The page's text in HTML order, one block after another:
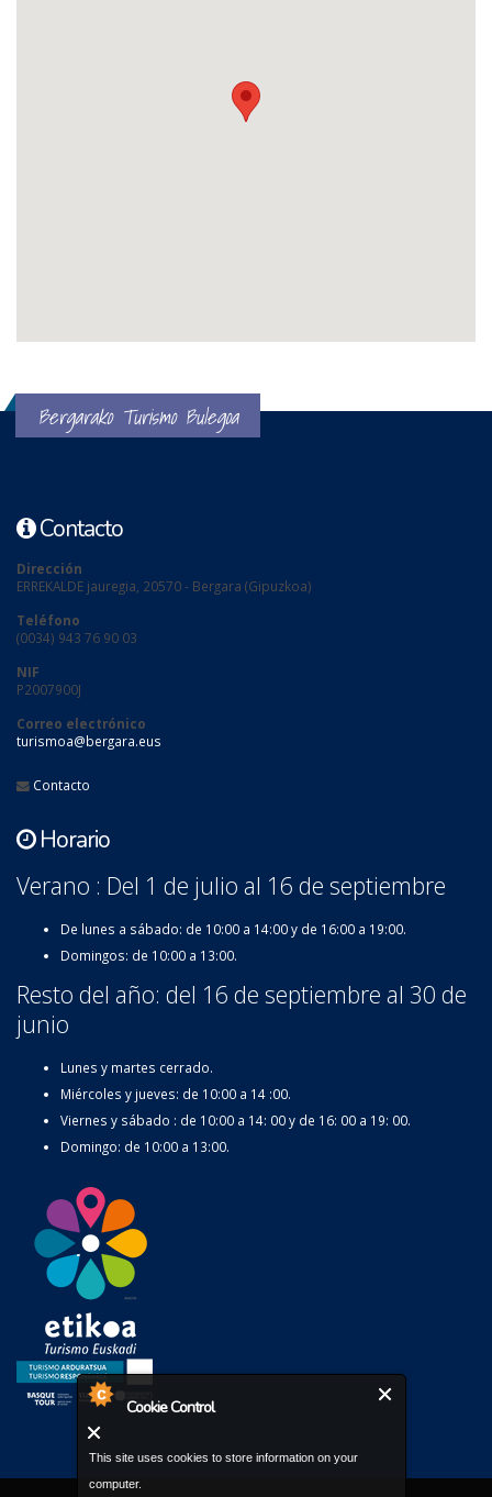
Cookie Control
This site uses cookies to store information on your
computer.
Bergarako Turismo Bulegoa
Contacto
Dirección
ERREKALDE jauregia, 20570 - Bergara (Gipuzkoa)
Teléfono
(0034) 943 76 90 03
NIF
P2007900J
Correo electrónico
turismoa@bergara.eus
Contacto
Horario
Verano : Del 1 de julio al 16 de septiembre
De lunes a sábado: de 10:00 a 14:00 y de 16:00 a 19:00.
Domingos: de 10:00 a 13:00.
Resto del año: del 16 de septiembre al 30 de
junio
Lunes y martes cerrado.
Miércoles y jueves: de 10:00 a 14 :00.
Viernes y sábado : de 10:00 a 14: 00 y de 16: 00 a 19: 00.
Domingo: de 10:00 a 13:00.